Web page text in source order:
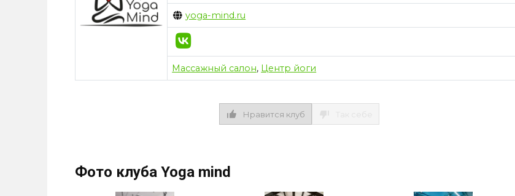
yoga-mind.ru
Массажный салон, Центр йоги
Нравится клуб
Фото клуба Yoga mind